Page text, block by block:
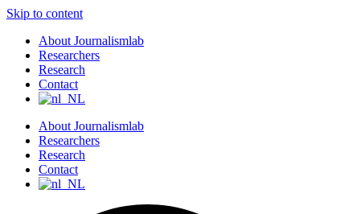
Skip to content
About Journalismlab
Researchers
Research
Contact
About Journalismlab
Researchers
Research
Contact